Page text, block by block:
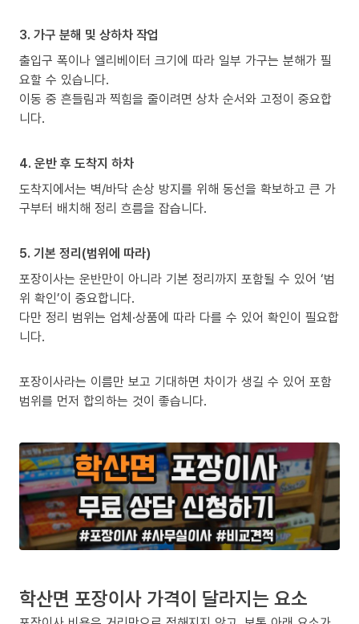
3. 가구 분해 및 상하차 작업
출입구 폭이나 엘리베이터 크기에 따라 일부 가구는 분해가 필
요할 수 있습니다.
이동 중 흔들림과 찍힘을 줄이려면 상차 순서와 고정이 중요합
니다.
4. 운반 후 도착지 하차
도착지에서는 벽/바닥 손상 방지를 위해 동선을 확보하고 큰 가
구부터 배치해 정리 흐름을 잡습니다.
5. 기본 정리(범위에 따라)
포장이사는 운반만이 아니라 기본 정리까지 포함될 수 있어 ‘범
위 확인’이 중요합니다.
다만 정리 범위는 업체·상품에 따라 다를 수 있어 확인이 필요합
니다.
포장이사라는 이름만 보고 기대하면 차이가 생길 수 있어 포함
범위를 먼저 합의하는 것이 좋습니다.
학산면 포장이사 가격이 달라지는 요소